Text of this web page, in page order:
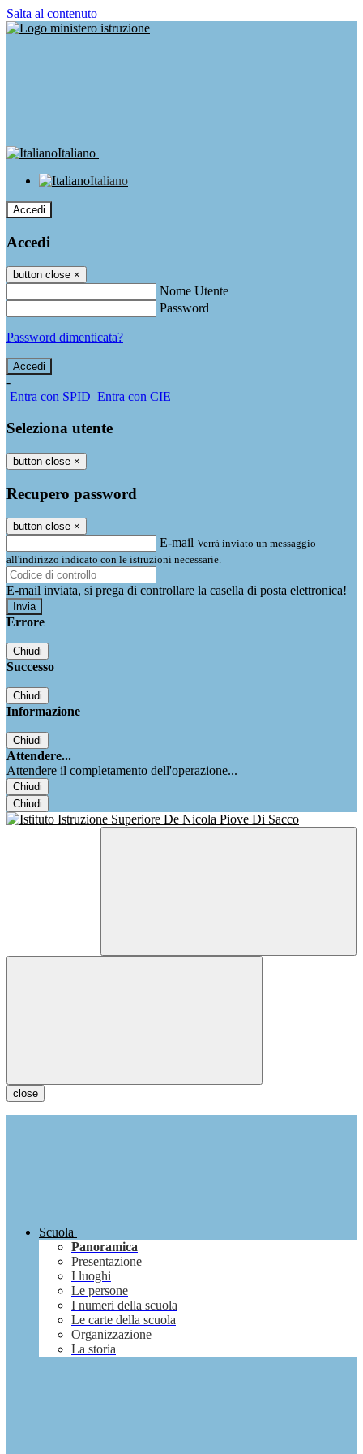
Salta al contenuto
Italiano
Italiano
Accedi
Accedi
button close ×
Nome Utente
Password
Password dimenticata?
-
Entra con SPID Entra con CIE
Seleziona utente
button close ×
Recupero password
button close ×
E-mail Verrà inviato un messaggio
all'indirizzo indicato con le istruzioni necessarie.
E-mail inviata, si prega di controllare la casella di posta elettronica!
Errore
Chiudi
Successo
Chiudi
Informazione
Chiudi
Attendere...
Attendere il completamento dell'operazione...
Chiudi
Chiudi
close
Scuola
Panoramica
Presentazione
I luoghi
Le persone
I numeri della scuola
Le carte della scuola
Organizzazione
La storia